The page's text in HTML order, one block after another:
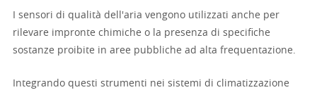
I sensori di qualità dell'aria vengono utilizzati anche per
rilevare impronte chimiche o la presenza di specifiche
sostanze proibite in aree pubbliche ad alta frequentazione.
Integrando questi strumenti nei sistemi di climatizzazione